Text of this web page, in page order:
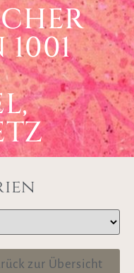
zur Übersicht